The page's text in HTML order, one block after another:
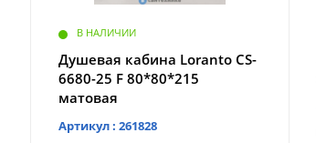
В НАЛИЧИИ
Душевая кабина Loranto CS-
6680-25 F 80*80*215
матовая
Артикул : 261828